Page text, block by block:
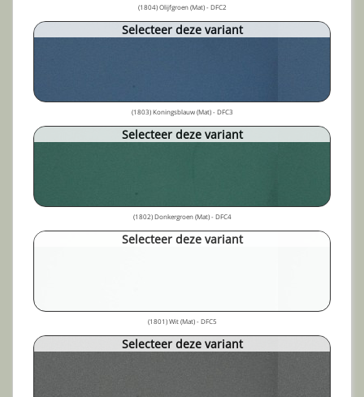
(1804) Olijfgroen (Mat) - DFC2
Selecteer deze variant
(1803) Koningsblauw (Mat) - DFC3
Selecteer deze variant
(1802) Donkergroen (Mat) - DFC4
Selecteer deze variant
(1801) Wit (Mat) - DFC5
Selecteer deze variant